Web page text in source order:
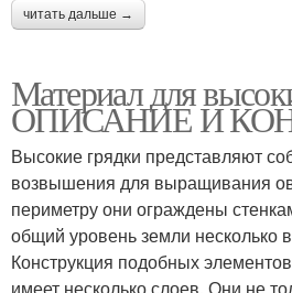
читать дальше →
Материал для
ОПИСАНИЕ И
Высокие грядки представляют
возвышения для выращивания
периметру они ограждены
общий уровень земли несколько
Конструкция подобных